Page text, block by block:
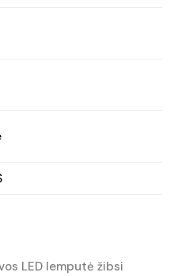
LED lemputė žibsi